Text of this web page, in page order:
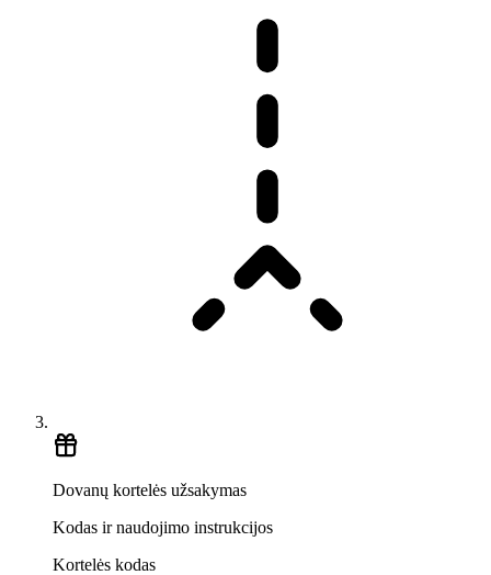
Dovanų kortelės užsakymas
Kodas ir naudojimo instrukcijos
Kortelės kodas